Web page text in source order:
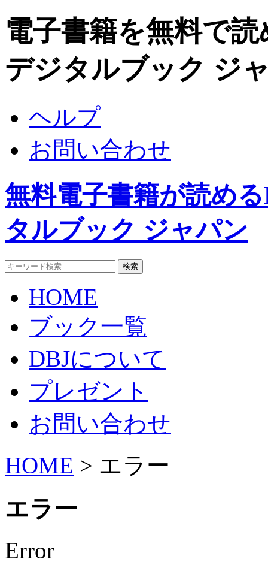
電子書籍を無料で
デジタルブック ジ
ヘルプ
お問い合わせ
無料電子書籍が読め
タルブック ジャパン
HOME
ブック一覧
DBJについて
プレゼント
お問い合わせ
HOME > エラー
エラー
Error